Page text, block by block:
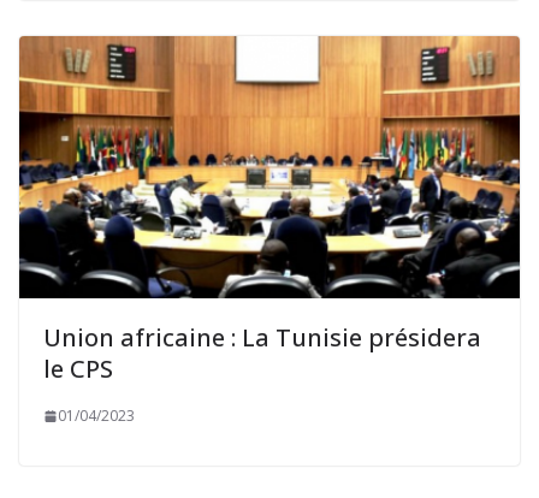
Union africaine : La Tunisie présidera
le CPS
01/04/2023